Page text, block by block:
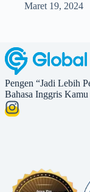
Maret 19, 2024
Pengen “Jadi Lebih
Bahasa Inggris